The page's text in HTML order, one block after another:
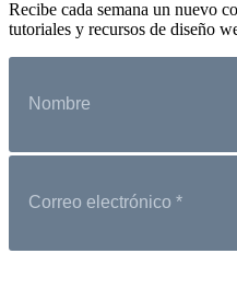
Recibe cada semana un nuevo
tutoriales y recursos de diseño